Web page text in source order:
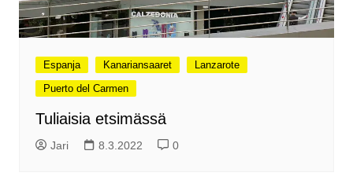
Espanja Kanariansaaret
Lanzarote
Puerto del Carmen
Tuliaisia etsimässä
Jari 8.3.2022 0